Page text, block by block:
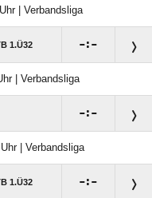
| Verbandsliga
1.Ü32 :
| Verbandsliga
:
| Verbandsliga
1.Ü32 :